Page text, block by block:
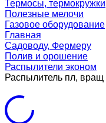
Термосы, термокружки
Полезные мелочи
Газовое оборудование
Главная
Садоводу, Фермеру
Полив и орошение
Распылители эконом
Распылитель пл,